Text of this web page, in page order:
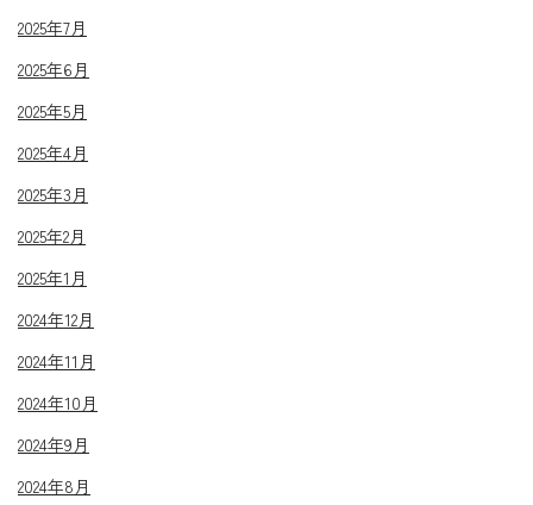
2025年7月
2025年6月
2025年5月
2025年4月
2025年3月
2025年2月
2025年1月
2024年12月
2024年11月
2024年10月
2024年9月
2024年8月